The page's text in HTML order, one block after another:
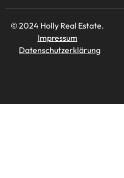
© 2024 Holly Real Estate.
Impressum
Datenschutzerklärung